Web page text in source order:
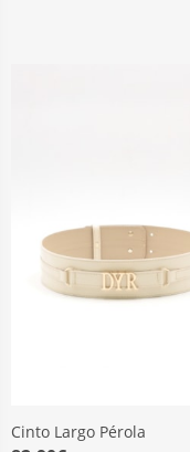
Cinto Largo Pérola